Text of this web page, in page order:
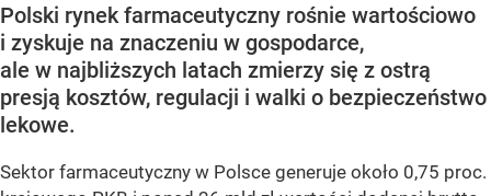
Polski rynek farmaceutyczny rośnie wartościowo
i zyskuje na znaczeniu w gospodarce,
ale w najbliższych latach zmierzy się z ostrą
presją kosztów, regulacji i walki o bezpieczeństwo
lekowe.
Sektor farmaceutyczny w Polsce generuje około 0,75 proc.